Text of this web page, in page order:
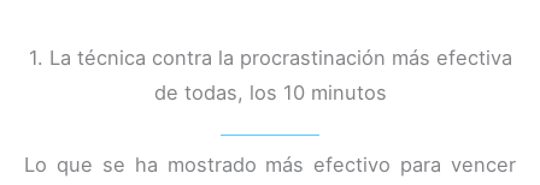
1. La técnica contra la procrastinación más efectiva
de todas, los 10 minutos
Lo que se ha mostrado más efectivo para vencer